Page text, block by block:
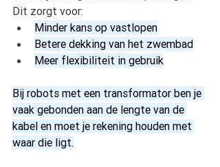
Dit zorgt voor:
Minder kans op vastlopen
Betere dekking van het zwembad
Meer flexibiliteit in gebruik
Bij robots met een transformator ben je
vaak gebonden aan de lengte van de
kabel en moet je rekening houden met
waar die ligt.